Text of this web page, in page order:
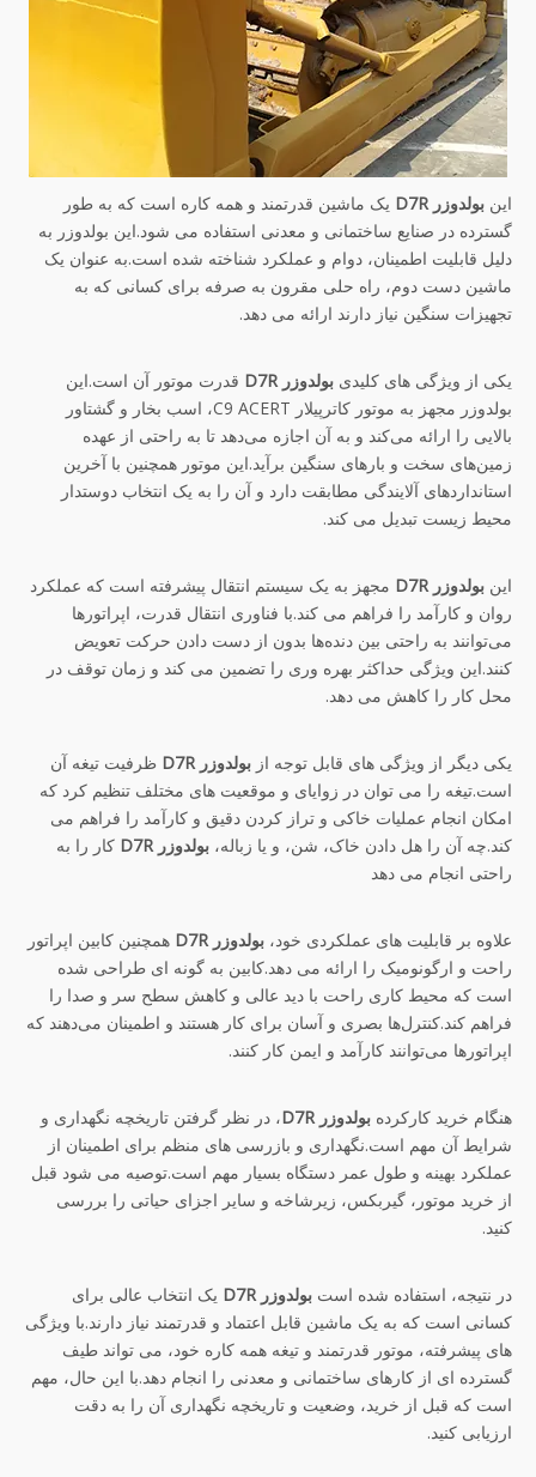
این بولدوزر D7R
یک ماشین قدرتمند و همه کاره است که به طور
گسترده در صنایع ساختمانی و معدنی استفاده می شود.این بولدوزر به
دلیل قابلیت اطمینان، دوام و عملکرد شناخته شده است.به عنوان یک
ماشین دست دوم، راه حلی مقرون به صرفه برای کسانی که به
تجهیزات سنگین نیاز دارند ارائه می دهد.
یکی از ویژگی های کلیدی بولدوزر D7R
قدرت موتور آن است.این
بولدوزر مجهز به موتور کاترپیلار C9 ACERT، اسب بخار و گشتاور
بالایی را ارائه می‌کند و به آن اجازه می‌دهد تا به راحتی از عهده
زمین‌های سخت و بارهای سنگین برآید.این موتور همچنین با آخرین
استانداردهای آلایندگی مطابقت دارد و آن را به یک انتخاب دوستدار
محیط زیست تبدیل می کند.
این بولدوزر D7R
مجهز به یک سیستم انتقال پیشرفته است که عملکرد
روان و کارآمد را فراهم می کند.با فناوری انتقال قدرت، اپراتورها
می‌توانند به راحتی بین دنده‌ها بدون از دست دادن حرکت تعویض
کنند.این ویژگی حداکثر بهره وری را تضمین می کند و زمان توقف در
محل کار را کاهش می دهد.
یکی دیگر از ویژگی های قابل توجه از بولدوزر D7R
ظرفیت تیغه آن
است.تیغه را می توان در زوایای و موقعیت های مختلف تنظیم کرد که
امکان انجام عملیات خاکی و تراز کردن دقیق و کارآمد را فراهم می
کند.چه آن را هل دادن خاک، شن، و یا زباله، بولدوزر D7R
کار را به
راحتی انجام می دهد
علاوه بر قابلیت های عملکردی خود، بولدوزر D7R
همچنین کابین اپراتور
راحت و ارگونومیک را ارائه می دهد.کابین به گونه ای طراحی شده
است که محیط کاری راحت با دید عالی و کاهش سطح سر و صدا را
فراهم کند.کنترل‌ها بصری و آسان برای کار هستند و اطمینان می‌دهند که
اپراتورها می‌توانند کارآمد و ایمن کار کنند.
هنگام خرید کارکرده بولدوزر D7R
، در نظر گرفتن تاریخچه نگهداری و
شرایط آن مهم است.نگهداری و بازرسی های منظم برای اطمینان از
عملکرد بهینه و طول عمر دستگاه بسیار مهم است.توصیه می شود قبل
از خرید موتور، گیربکس، زیرشاخه و سایر اجزای حیاتی را بررسی
کنید.
در نتیجه، استفاده شده است بولدوزر D7R
یک انتخاب عالی برای
کسانی است که به یک ماشین قابل اعتماد و قدرتمند نیاز دارند.با ویژگی
های پیشرفته، موتور قدرتمند و تیغه همه کاره خود، می تواند طیف
گسترده ای از کارهای ساختمانی و معدنی را انجام دهد.با این حال، مهم
است که قبل از خرید، وضعیت و تاریخچه نگهداری آن را به دقت
ارزیابی کنید.